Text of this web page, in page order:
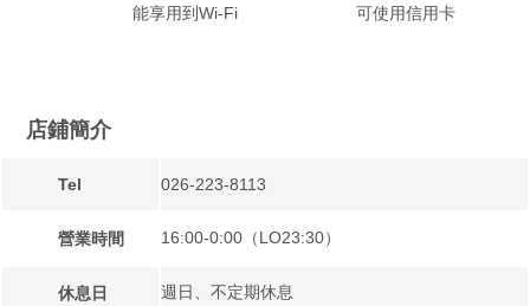
能享用到Wi-Fi 可使用信用卡
店鋪簡介
Tel 026-223-8113
營業時間 16:00-0:00（LO23:30）
休息日 週日、不定期休息